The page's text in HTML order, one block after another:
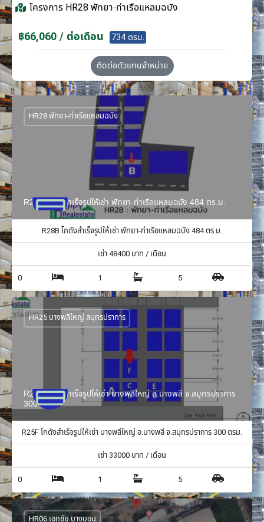
โครงการ HR28 พัทยา-ท่าเรือแหลมฉบัง
฿66,060 / ต่อเดือน 734 ตรม.
ติดต่อตัวแทนจำหน่าย
R28B โกดังสำเร็จรูปให้เช่า พัทยา-ท่าเรือแหลมฉบัง 484 ตร.ม.
HR28 พัทยา-ท่าเรือแหลมฉบัง
R28B โกดังสำเร็จรูปให้เช่า พัทยา-ท่าเรือแหลมฉบัง 484 ตร.ม.
เช่า48400 บาท / เดือน
0 1 5
R25F โกดังสำเร็จรูปให้เช่า บางพลีใหญ่ อ.บางพลี จ.สมุทรปราการ
300 ตรม.
HR25 บางพลีใหญ่ สมุทรปราการ
R25F โกดังสำเร็จรูปให้เช่า บางพลีใหญ่ อ.บางพลี จ.สมุทรปราการ 300 ตรม.
เช่า 33000 บาท / เดือน
0 1 5
HR06 เอกชัย บางบอน